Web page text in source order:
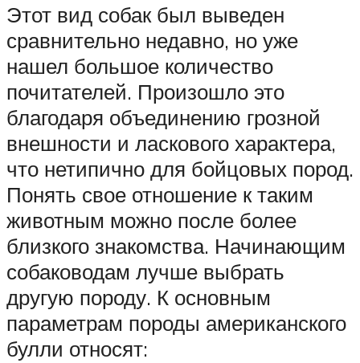
Этот вид собак был выведен
сравнительно недавно, но уже
нашел большое количество
почитателей. Произошло это
благодаря объединению грозной
внешности и ласкового характера,
что нетипично для бойцовых пород.
Понять свое отношение к таким
животным можно после более
близкого знакомства. Начинающим
собаководам лучше выбрать
другую породу. К основным
параметрам породы американского
булли относят: